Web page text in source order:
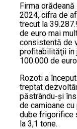
Firma
2024, cifra de
trecut la
de euro mai
consistentă de
profitabilităţii în
100.000 de
Rozoti a
treptat
păstrându-și
de camioane
dube frigorifice
la 3,1 tone.